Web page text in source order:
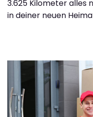
3.625 Kilometer alles
in deiner neuen